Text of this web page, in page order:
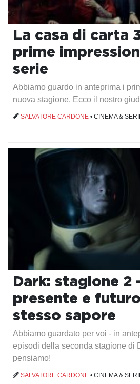
La casa di carta
prime
serie
Abbiamo guardo in anteprima i
nuova stagione. Ecco il nostro
SALVATORE CARDONE • CINEMA &
Dark: stagione 2
presente e
stesso sapore
Abbiamo guardato per voi - in
episodi della seconda stagione di
pensiamo!
SALVATORE CARDONE • CINEMA &